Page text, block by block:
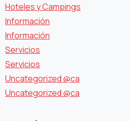
Hoteles y Campings
Información
Información
Servicios
Servicios
Uncategorized @ca
Uncategorized @ca